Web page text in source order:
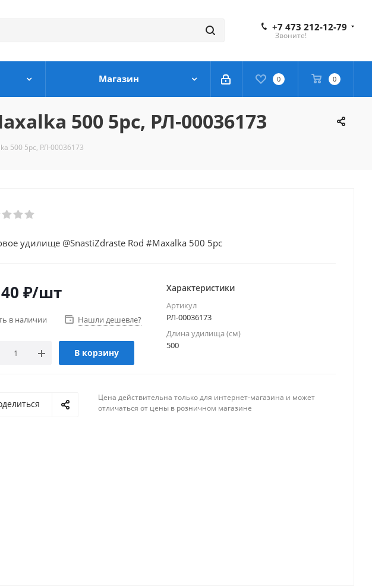
+7 473 212-12-79
Звоните!
0 0
Магазин
500 5pc, РЛ-00036173
500 5pc, РЛ-00036173
удилище @SnastiZdraste Rod #Maxalka 500 5pc
₽/шт
в наличии Нашли дешевле?
В корзину
Характеристики
Артикул
РЛ-00036173
Длина удилища (см)
500
Цена действительна только для интернет-магазина и может
отличаться от цены в розничном магазине